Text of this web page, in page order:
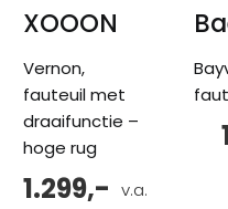
XOOON
Vernon,
fauteuil met
draaifunctie –
hoge rug
v.a.
1.299,-